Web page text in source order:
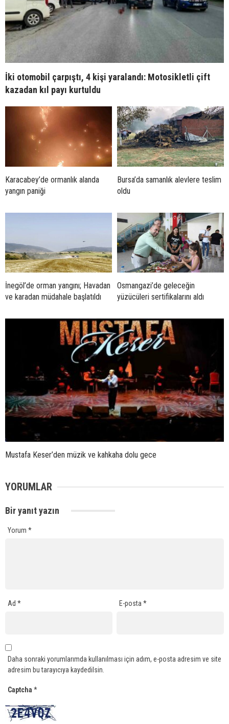
İki otomobil çarpıştı, 4 kişi yaralandı: Motosikletli çift
kazadan kıl payı kurtuldu
Karacabey’de ormanlık alanda
yangın paniği
Bursa’da samanlık alevlere teslim
oldu
İnegöl’de orman yangını; Havadan
ve karadan müdahale başlatıldı
Osmangazi’de geleceğin
yüzücüleri sertifikalarını aldı
Mustafa Keser’den müzik ve kahkaha dolu gece
YORUMLAR
Bir yanıt yazın
Yorum *
Ad * E-posta*
Daha sonraki yorumlarımda kullanılması için adım, e-posta adresim ve site
adresim bu tarayıcıya kaydedilsin.
Captcha *